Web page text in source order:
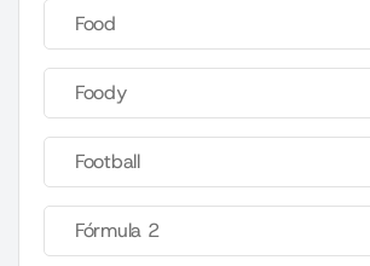
Food
Foody
Football
Fórmula 2